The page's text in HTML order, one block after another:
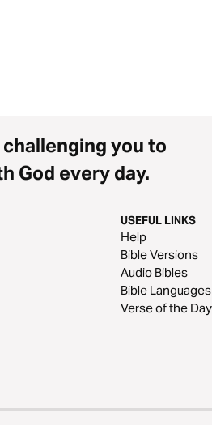
you to
God every day.
USEFUL LINKS
Help
Bible Versions
Audio Bibles
Bible Languages
Verse of the Day